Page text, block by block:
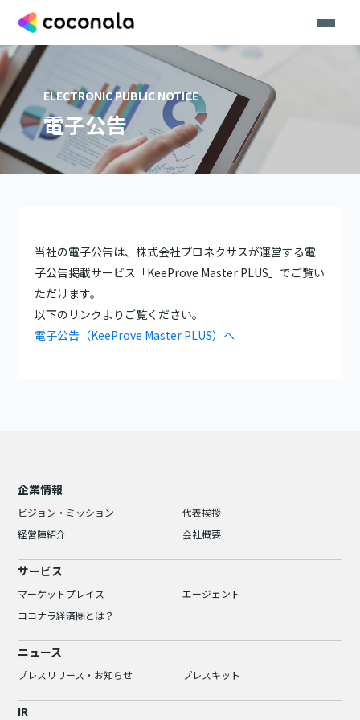
ELECTRONIC PUBLIC NOTICE
電子公告
当社の電子公告は、株式会社プロネクサスが運営する電
子公告掲載サービス「KeeProve Master PLUS」でご覧い
ただけます。
以下のリンクよりご覧ください。
電子公告（KeeProve Master PLUS）へ
企業情報
ビジョン・ミッション
代表挨拶
経営陣紹介
会社概要
サービス
マーケットプレイス
エージェント
ココナラ経済圏とは？
ニュース
プレスリリース・お知らせ プレスキット
IR